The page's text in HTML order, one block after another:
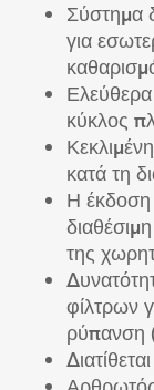
Σύστημα
για
κύκλος
κατά τη
Η έκδοση
της
φίλτρων
ρύπανση